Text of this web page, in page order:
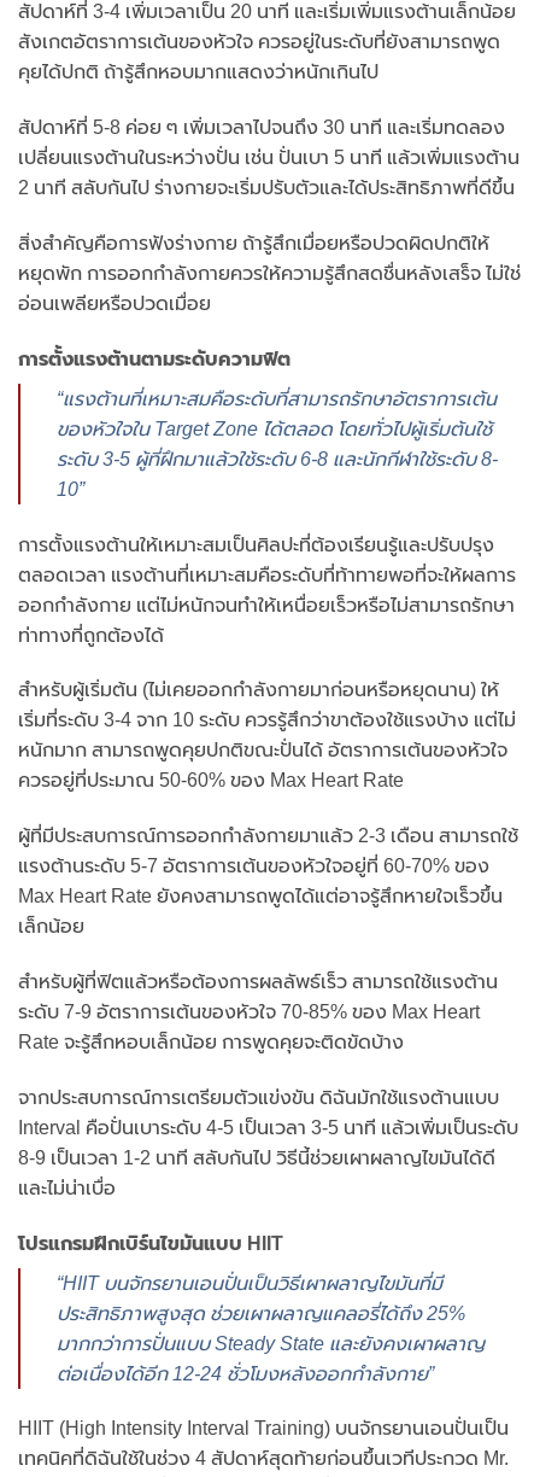
สัปดาห์ที่ 3-4 เพิ่มเวลาเป็น 20 นาที และเริ่มเพิ่มแรงต้านเล็กน้อย
สังเกตอัตราการเต้นของหัวใจ ควรอยู่ในระดับที่ยังสามารถพูด
คุยได้ปกติ ถ้ารู้สึกหอบมากแสดงว่าหนักเกินไป
สัปดาห์ที่ 5-8 ค่อย ๆ เพิ่มเวลาไปจนถึง 30 นาที และเริ่มทดลอง
เปลี่ยนแรงต้านในระหว่างปั่น เช่น ปั่นเบา 5 นาที แล้วเพิ่มแรงต้าน
2 นาที สลับกันไป ร่างกายจะเริ่มปรับตัวและได้ประสิทธิภาพที่ดีขึ้น
สิ่งสำคัญคือการฟังร่างกาย ถ้ารู้สึกเมื่อยหรือปวดผิดปกติให้
หยุดพัก การออกกำลังกายควรให้ความรู้สึกสดชื่นหลังเสร็จ ไม่ใช่
อ่อนเพลียหรือปวดเมื่อย
การตั้งแรงต้านตามระดับความฟิต
“แรงต้านที่เหมาะสมคือระดับที่สามารถรักษาอัตราการเต้น
ของหัวใจใน Target Zone ได้ตลอด โดยทั่วไปผู้เริ่มต้นใช้
ระดับ 3-5 ผู้ที่ฝึกมาแล้วใช้ระดับ 6-8 และนักกีฬาใช้ระดับ 8-
10”
การตั้งแรงต้านให้เหมาะสมเป็นศิลปะที่ต้องเรียนรู้และปรับปรุง
ตลอดเวลา แรงต้านที่เหมาะสมคือระดับที่ท้าทายพอที่จะให้ผลการ
ออกกำลังกาย แต่ไม่หนักจนทำให้เหนื่อยเร็วหรือไม่สามารถรักษา
ท่าทางที่ถูกต้องได้
สำหรับผู้เริ่มต้น (ไม่เคยออกกำลังกายมาก่อนหรือหยุดนาน) ให้
เริ่มที่ระดับ 3-4 จาก 10 ระดับ ควรรู้สึกว่าขาต้องใช้แรงบ้าง แต่ไม่
หนักมาก สามารถพูดคุยปกติขณะปั่นได้ อัตราการเต้นของหัวใจ
ควรอยู่ที่ประมาณ 50-60% ของ Max Heart Rate
ผู้ที่มีประสบการณ์การออกกำลังกายมาแล้ว 2-3 เดือน สามารถใช้
แรงต้านระดับ 5-7 อัตราการเต้นของหัวใจอยู่ที่ 60-70% ของ
Max Heart Rate ยังคงสามารถพูดได้แต่อาจรู้สึกหายใจเร็วขึ้น
เล็กน้อย
สำหรับผู้ที่ฟิตแล้วหรือต้องการผลลัพธ์เร็ว สามารถใช้แรงต้าน
ระดับ 7-9 อัตราการเต้นของหัวใจ 70-85% ของ Max Heart
Rate จะรู้สึกหอบเล็กน้อย การพูดคุยจะติดขัดบ้าง
จากประสบการณ์การเตรียมตัวแข่งขัน ดิฉันมักใช้แรงต้านแบบ
Interval คือปั่นเบาระดับ 4-5 เป็นเวลา 3-5 นาที แล้วเพิ่มเป็นระดับ
8-9 เป็นเวลา 1-2 นาที สลับกันไป วิธีนี้ช่วยเผาผลาญไขมันได้ดี
และไม่น่าเบื่อ
โปรแกรมฝึกเบิร์นไขมันแบบ HIIT
“HIIT บนจักรยานเอนปั่นเป็นวิธีเผาผลาญไขมันที่มี
ประสิทธิภาพสูงสุด ช่วยเผาผลาญแคลอรี่ได้ถึง 25%
มากกว่าการปั่นแบบ Steady State และยังคงเผาผลาญ
ต่อเนื่องได้อีก 12-24 ชั่วโมงหลังออกกำลังกาย”
HIIT (High Intensity Interval Training) บนจักรยานเอนปั่นเป็น
เทคนิคที่ดิฉันใช้ในช่วง 4 สัปดาห์สุดท้ายก่อนขึ้นเวทีประกวด Mr.